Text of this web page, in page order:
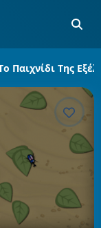
Παιχνίδι Της